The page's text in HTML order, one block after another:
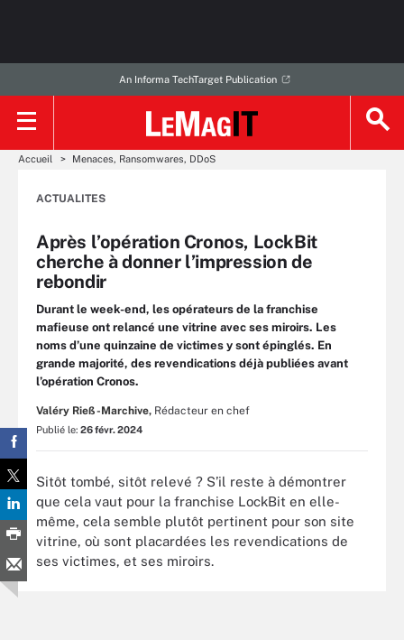
An Informa TechTarget Publication
Accueil Menaces, Ransomwares, DDoS
ACTUALITES
Après l’opération Cronos, LockBit
cherche à donner l’impression de
rebondir
Durant le week-end, les opérateurs de la franchise
mafieuse ont relancé une vitrine avec ses miroirs. Les
noms d’une quinzaine de victimes y sont épinglés. En
grande majorité, des revendications déjà publiées avant
l’opération Cronos.
Valéry Rieß-Marchive, Rédacteur en chef
Publié le: 26 févr. 2024
Sitôt tombé, sitôt relevé ? S’il reste à démontrer
que cela vaut pour la franchise LockBit en elle-
même, cela semble plutôt pertinent pour son site
vitrine, où sont placardées les revendications de
ses victimes, et ses miroirs.